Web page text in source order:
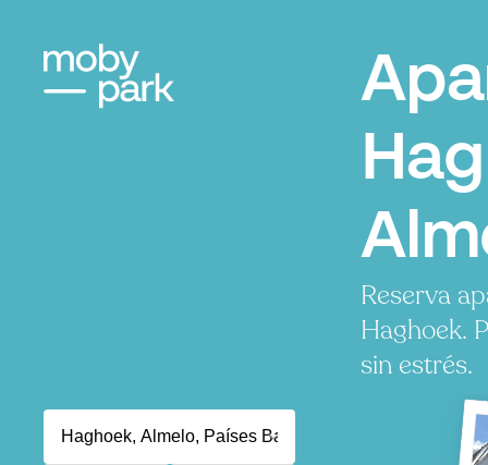
Reserva
Haghoek.
sin estrés.